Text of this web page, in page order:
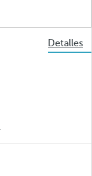
Detalles